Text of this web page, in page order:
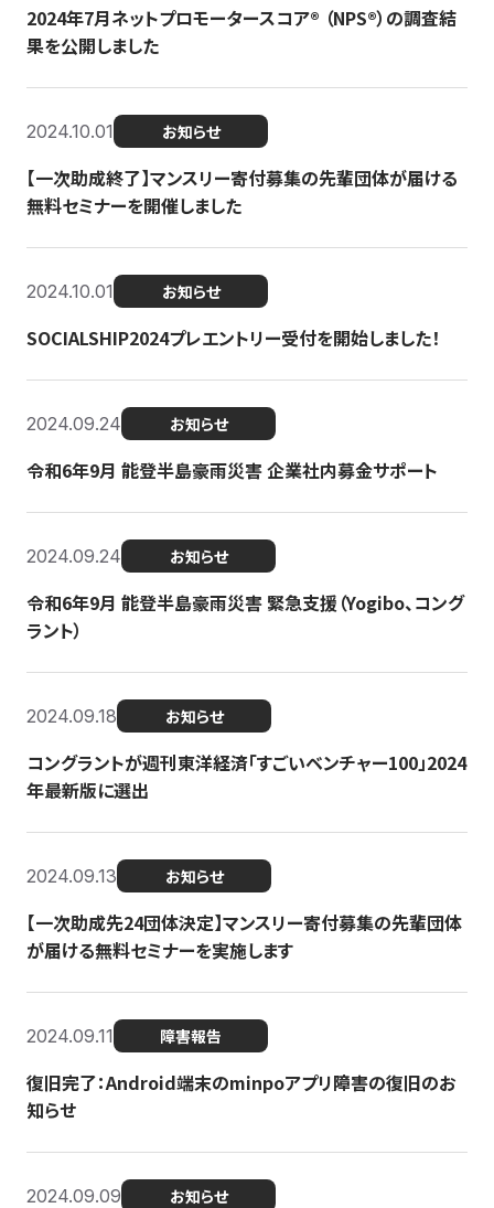
2024年7月ネットプロモータースコア®︎ （NPS®︎）の調査結
果を公開しました
2024.10.01 お知らせ
【一次助成終了】マンスリー寄付募集の先輩団体が届ける
無料セミナーを開催しました
2024.10.01 お知らせ
SOCIALSHIP2024プレエントリー受付を開始しました！
2024.09.24 お知らせ
令和6年9月 能登半島豪雨災害 企業社内募金サポート
2024.09.24 お知らせ
令和6年9月 能登半島豪雨災害 緊急支援（Yogibo、コング
ラント）
2024.09.18 お知らせ
コングラントが週刊東洋経済「すごいベンチャー100」2024
年最新版に選出
2024.09.13 お知らせ
【一次助成先24団体決定】マンスリー寄付募集の先輩団体
が届ける無料セミナーを実施します
2024.09.11 障害報告
復旧完了：Android端末のminpoアプリ障害の復旧のお
知らせ
2024.09.09 お知らせ